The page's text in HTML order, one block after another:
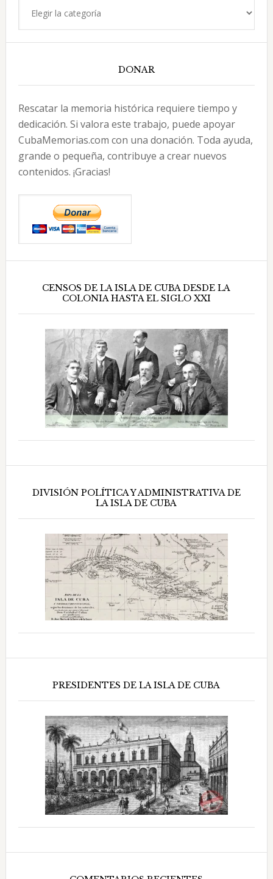
DONAR
Rescatar la memoria histórica requiere tiempo y
dedicación. Si valora este trabajo, puede apoyar
CubaMemorias.com con una donación. Toda ayuda,
grande o pequeña, contribuye a crear nuevos
contenidos. ¡Gracias!
CENSOS DE LA ISLA DE CUBA DESDE LA
COLONIA HASTA EL SIGLO XXI
DIVISIÓN POLÍTICA Y ADMINISTRATIVA DE
LA ISLA DE CUBA
PRESIDENTES DE LA ISLA DE CUBA